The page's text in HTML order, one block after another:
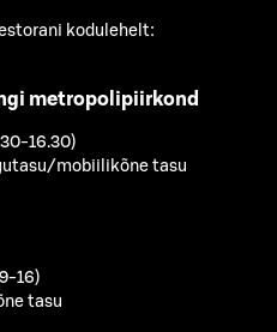
kodulehelt:
metropolipiirkond
16.30)
mobiilikõne tasu
16)
tasu